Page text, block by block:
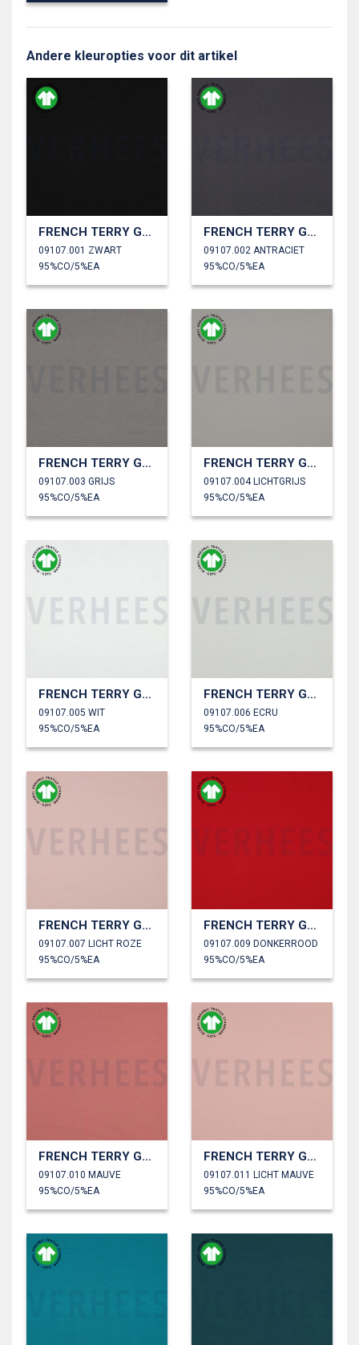
Andere kleuropties voor dit artikel
FRENCH TERRY GOTS
09107.001 ZWART
95%CO/5%EA
FRENCH TERRY GOTS
09107.002 ANTRACIET
95%CO/5%EA
FRENCH TERRY GOTS
09107.003 GRIJS
95%CO/5%EA
FRENCH TERRY GOTS
09107.004 LICHTGRIJS
95%CO/5%EA
FRENCH TERRY GOTS
09107.005 WIT
95%CO/5%EA
FRENCH TERRY GOTS
09107.006 ECRU
95%CO/5%EA
FRENCH TERRY GOTS
09107.007 LICHT ROZE
95%CO/5%EA
FRENCH TERRY GOTS
09107.009 DONKERROOD
95%CO/5%EA
FRENCH TERRY GOTS
09107.010 MAUVE
95%CO/5%EA
FRENCH TERRY GOTS
09107.011 LICHT MAUVE
95%CO/5%EA